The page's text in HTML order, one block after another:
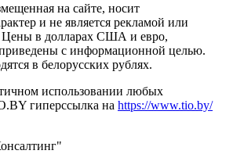
на сайте, носит
и не является рекламой или
Цены в долларах США и евро,
с информационной целью.
в белорусских рублях.
использовании любых
гиперссылка на https://www.tio.by/